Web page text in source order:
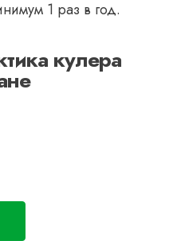
1 раз в год.
кулера